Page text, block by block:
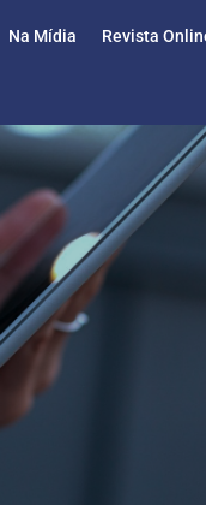
Na Mídia Revista